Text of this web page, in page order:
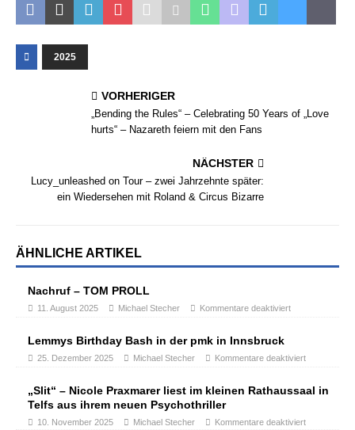
2025
VORHERIGER
„Bending the Rules“ – Celebrating 50 Years of „Love
hurts“ – Nazareth feiern mit den Fans
NÄCHSTER
Lucy_unleashed on Tour – zwei Jahrzehnte später:
ein Wiedersehen mit Roland & Circus Bizarre
ÄHNLICHE ARTIKEL
Nachruf – TOM PROLL
11. August 2025 Michael Stecher Kommentare deaktiviert
Lemmys Birthday Bash in der pmk in Innsbruck
25. Dezember 2025 Michael Stecher Kommentare deaktiviert
„Slit“ – Nicole Praxmarer liest im kleinen Rathaussaal in
Telfs aus ihrem neuen Psychothriller
10. November 2025 Michael Stecher Kommentare deaktiviert